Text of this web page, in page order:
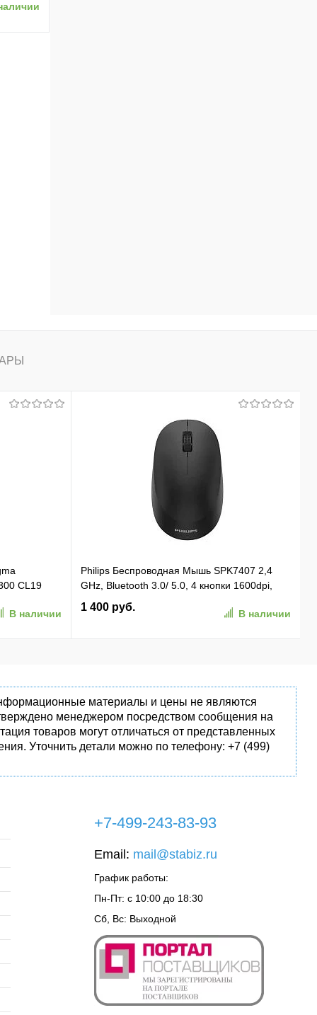
CL19
В наличии
Philips Беспроводная Мышь SPK7407 2,4
GHz, Bluetooth 3.0/ 5.0, 4 кнопки 1600dpi,
бесшумная Чёрный (SPK7407B/ 01)
(SPK7407B/01)
1 400 руб.
В наличии
материалы и цены не являются
менеджером посредством сообщения на
товаров могут отличаться от представленных
Уточнить детали можно по телефону: +7 (499)
+7-499-243-83-93
Email: mail@stabiz.ru
График работы:
Пн-Пт: с 10:00 до 18:30
Сб, Вс: Выходной